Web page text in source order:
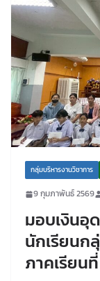
กลุ่มบริหารงานวิชาการ
9 กุมภาพันธ์ 2569
มอบเงินอุ
นักเรียนก
ภาคเรียน